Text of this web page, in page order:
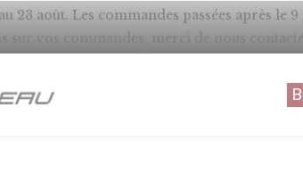
23 août. Les commandes passées après
sur vos commandes, merci de nous